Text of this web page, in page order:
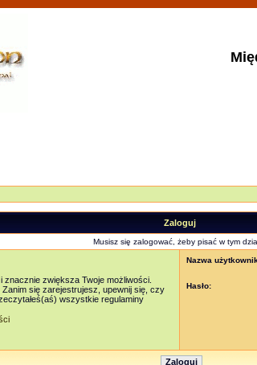
Zaloguj
Musisz się zalogować, żeby pisać w tym
zwiększa Twoje możliwości.
się zarejestrujesz, upewnij się, czy
wszystkie regulaminy
Nazwa
Hasło: